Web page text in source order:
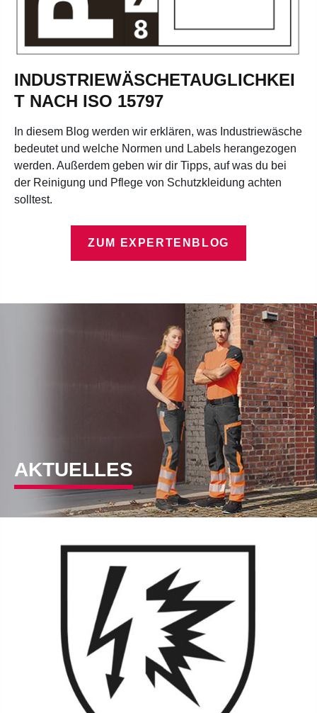
INDUSTRIEWÄSCHETAUGLICHKEI
T NACH ISO 15797
In diesem Blog werden wir erklären, was Industriewäsche
bedeutet und welche Normen und Labels herangezogen
werden. Außerdem geben wir dir Tipps, auf was du bei
der Reinigung und Pflege von Schutzkleidung achten
solltest.
ZUM EXPERTENBLOG
AKTUELLES